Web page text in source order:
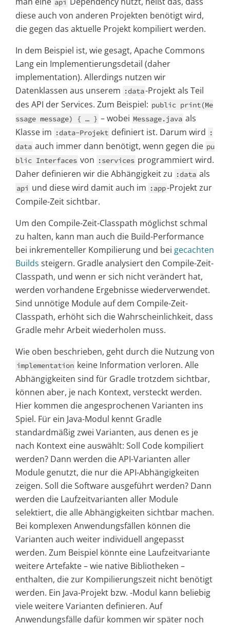
api
diese auch von anderen Projekten benötigt wird,
die gegen das aktuelle Projekt kompiliert werden.
In dem Beispiel ist, wie gesagt, Apache Commons
Lang ein Implementierungsdetail (daher
implementation). Allerdings nutzen wir
Datenklassen aus unserem :data-Projekt als Teil
des API der Services. Zum Beispiel: public print(Me
ssage message) { … } – wobei Message.java als
Klasse im :data-Projekt definiert ist. Darum wird :
data auch immer dann benötigt, wenn gegen die pu
blic Interfaces von :services programmiert wird.
Daher definieren wir die Abhängigkeit zu :data als
api und diese wird damit auch im :app-Projekt zur
Compile-Zeit sichtbar.
Um den Compile-Zeit-Classpath möglichst schmal
zu halten, kann man auch die Build-Performance
bei inkrementeller Kompilierung und bei gecachten
Builds steigern. Gradle analysiert den Compile-Zeit-
Classpath, und wenn er sich nicht verändert hat,
werden vorhandene Ergebnisse wiederverwendet.
Sind unnötige Module auf dem Compile-Zeit-
Classpath, erhöht sich die Wahrscheinlichkeit, dass
Gradle mehr Arbeit wiederholen muss.
Wie oben beschrieben, geht durch die Nutzung von
implementation keine Information verloren. Alle
Abhängigkeiten sind für Gradle trotzdem sichtbar,
können aber, je nach Kontext, versteckt werden.
Hier kommen die angesprochenen Varianten ins
Spiel. Für ein Java-Modul kennt Gradle
standardmäßig zwei Varianten, aus denen es je
nach Kontext eine auswählt: Soll Code kompiliert
werden? Dann werden die API-Varianten aller
Module genutzt, die nur die API-Abhängigkeiten
zeigen. Soll die Software ausgeführt werden? Dann
werden die Laufzeitvarianten aller Module
selektiert, die alle Abhängigkeiten sichtbar machen.
Bei komplexen Anwendungsfällen können die
Varianten auch weiter individuell angepasst
werden. Zum Beispiel könnte eine Laufzeitvariante
weitere Artefakte – wie native Bibliotheken –
enthalten, die zur Kompilierungszeit nicht benötigt
werden. Ein Java-Projekt bzw. -Modul kann beliebig
viele weitere Varianten definieren. Auf
Anwendungsfälle dafür kommen wir später noch